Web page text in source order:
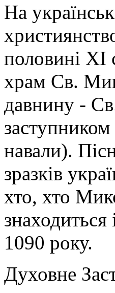
На
половині ХІ
храм Св.
давнину -
заступником
навали).
зразків
хто, хто
1090 року.
Духовне